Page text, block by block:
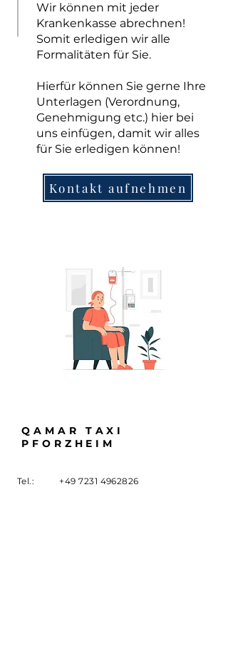
Wir können mit jeder
Krankenkasse abrechnen!
Somit erledigen wir alle
Formalitäten für Sie.
Hierfür können Sie gerne Ihre
Unterlagen (Verordnung,
Genehmigung etc.) hier bei
uns einfügen, damit wir alles
für Sie erledigen können!
Kontakt aufnehmen
QAMAR TAXI
PFORZHEIM
Tel.: +49 7231 4962826